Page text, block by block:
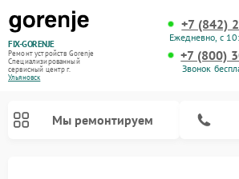
FIX-GORENJE
Ремонт устройств Gorenje
Специализированный
cервисный центр г.
Ульяновск
+7 (842)
Ежедневно, с
+7 (800)
Звонок
Мы ремонтируем